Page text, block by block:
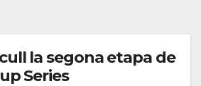
la segona etapa de
Series